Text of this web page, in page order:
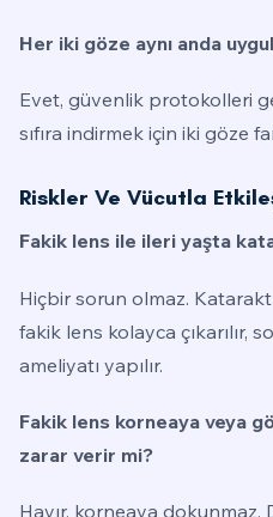
Her iki göze aynı anda
Evet, güvenlik protokolleri
sıfıra indirmek için iki göze
Riskler Ve Vücutla
Fakik lens ile ileri yaşta
Hiçbir sorun olmaz. Katarakt
fakik lens kolayca çıkarılır,
ameliyatı yapılır.
Fakik lens korneaya veya
zarar verir mi?
Hayır, korneaya